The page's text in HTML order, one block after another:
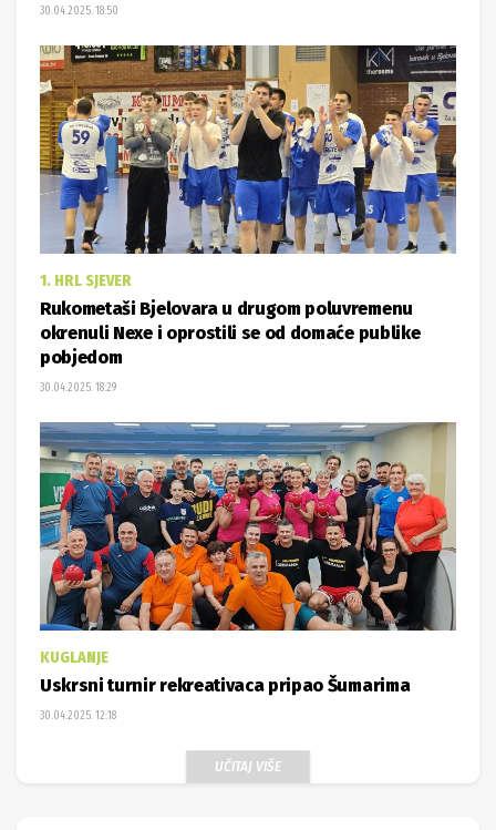
30.04.2025. 18:50
1. HRL SJEVER
Rukometaši Bjelovara u drugom poluvremenu
okrenuli Nexe i oprostili se od domaće publike
pobjedom
30.04.2025. 18:29
KUGLANJE
Uskrsni turnir rekreativaca pripao Šumarima
30.04.2025. 12:18
UČITAJ VIŠE